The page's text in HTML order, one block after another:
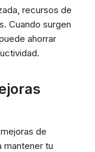
recursos de
Cuando surgen
ahorrar
de
mantener tu